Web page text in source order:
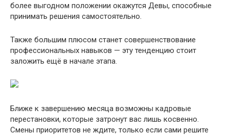
более выгодном положении окажутся Девы, способные
принимать решения самостоятельно.
Также большим плюсом станет совершенствование
профессиональных навыков — эту тенденцию стоит
заложить ещё в начале этапа.
Ближе к завершению месяца возможны кадровые
перестановки, которые затронут вас лишь косвенно.
Смены приоритетов не ждите, только если сами решите